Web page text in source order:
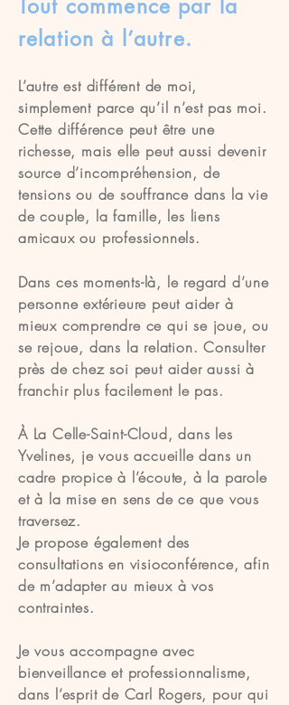
Tout commence par la
relation à l’autre.
L’autre est différent de moi,
simplement parce qu’il n’est pas moi.
Cette différence peut être une
richesse, mais elle peut aussi devenir
source d’incompréhension, de
tensions ou de souffrance dans la vie
de couple, la famille, les liens
amicaux ou professionnels.
Dans ces moments-là, le regard d’une
personne extérieure peut aider à
mieux comprendre ce qui se joue, ou
se rejoue, dans la relation. Consulter
près de chez soi peut aider aussi à
franchir plus facilement le pas.
À La Celle-Saint-Cloud, dans les
Yvelines, je vous accueille dans un
cadre propice à l’écoute, à la parole
et à la mise en sens de ce que vous
traversez.
Je propose également des
consultations en visioconférence, afin
de m’adapter au mieux à vos
contraintes.
Je vous accompagne avec
bienveillance et professionnalisme,
dans l’esprit de Carl Rogers, pour qui